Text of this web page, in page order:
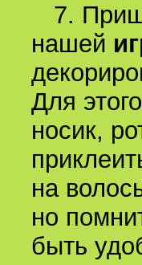
7.
нашей
Для
носик,
на
но
быть